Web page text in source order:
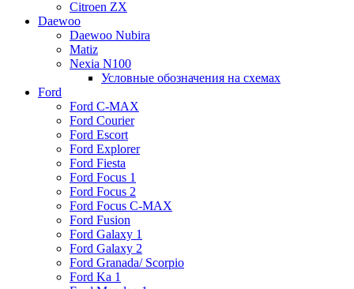
Citroen ZX
Daewoo
Daewoo Nubira
Matiz
Nexia N100
Условные обозначения на схемах
Ford
Ford C-MAX
Ford Courier
Ford Escort
Ford Explorer
Ford Fiesta
Ford Focus 1
Ford Focus 2
Ford Focus C-MAX
Ford Fusion
Ford Galaxy 1
Ford Galaxy 2
Ford Granada/ Scorpio
Ford Ka 1